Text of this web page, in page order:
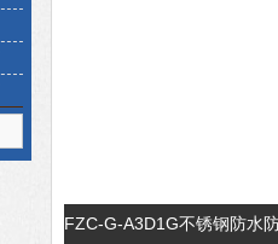
FZC-G-A3D1G不锈钢防水